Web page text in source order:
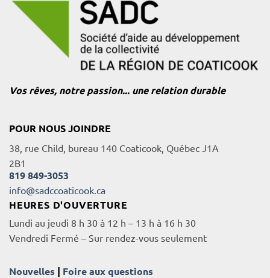
Vos rêves, notre passion... une relation durable
POUR NOUS JOINDRE
38, rue Child, bureau 140 Coaticook, Québec J1A
2B1
819 849-3053
info@sadccoaticook.ca
HEURES D'OUVERTURE
Lundi au jeudi 8 h 30 à 12 h – 13 h à 16 h 30
Vendredi Fermé – Sur rendez-vous seulement
Nouvelles | Foire aux questions